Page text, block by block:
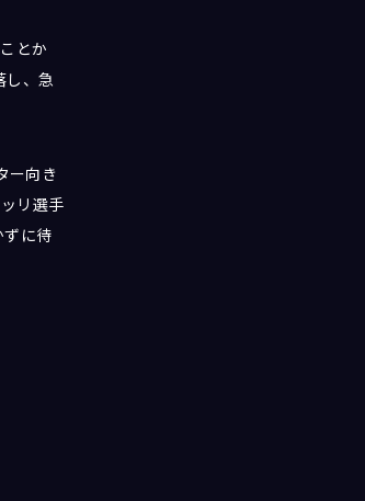
とか
し、急
ー向き
リ選手
ずに待